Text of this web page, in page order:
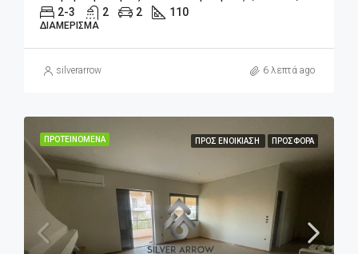
2-3 2 2 110
ΔΙΑΜΈΡΙΣΜΑ
silverarrow 6 λεπτά ago
ΠΡΟΤΕΙΝΌΜΕΝΑ ΠΡΟΣ ΕΝΟΙΚΊΑΣΗ ΠΡΟΣΦΟΡΆ